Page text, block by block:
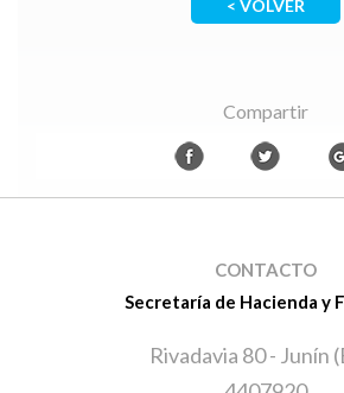
< VOLVER
Compartir
CONTACTO
Secretaría de Hacienda y
Rivadavia 80 - Junín